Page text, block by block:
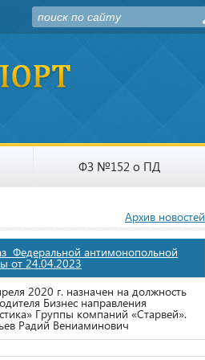
ФЗ №152 о ПД
Архив новостей
Федеральной антимонопольной
от 24.04.2023
2020 г. назначен на должность
Бизнес направления
Группы компаний «Старвей».
Радий Вениаминович